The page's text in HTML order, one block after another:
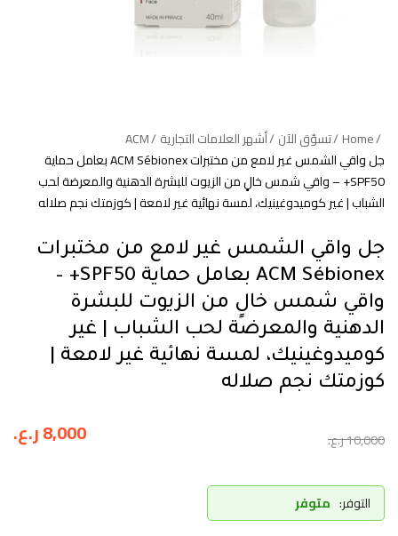
Home تسوّق الآن أشهر العلامات التجارية ACM
جل واقي الشمس غير لامع من مختبرات ACM Sébionex بعامل حماية
SPF50+ – واقي شمس خالٍ من الزيوت للبشرة الدهنية والمعرضة لحب
الشباب | غير كوميدوغينيك، لمسة نهائية غير لامعة | كوزمتك نجم صلاله
جل واقي الشمس غير لامع من مختبرات
ACM Sébionex بعامل حماية SPF50+ –
واقي شمس خالٍ من الزيوت للبشرة
الدهنية والمعرضة لحب الشباب | غير
كوميدوغينيك، لمسة نهائية غير لامعة |
كوزمتك نجم صلاله
10,000ر.ع. 8,000ر.ع.
التوفر: متوفر